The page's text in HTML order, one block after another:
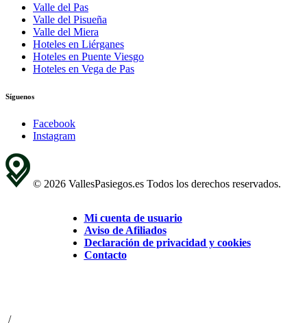
Valle del Pas
Valle del Pisueña
Valle del Miera
Hoteles en Liérganes
Hoteles en Puente Viesgo
Hoteles en Vega de Pas
Síguenos
Facebook
Instagram
© 2026 VallesPasiegos.es Todos los derechos reservados.
Mi cuenta de usuario
Aviso de Afiliados
Declaración de privacidad y cookies
Contacto
/